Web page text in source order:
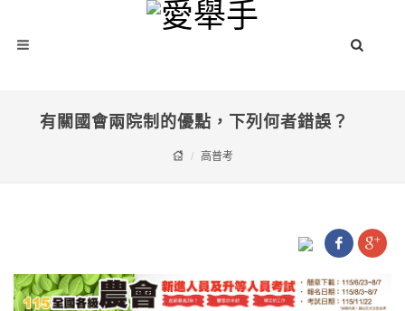
有關國會兩院制的優點，下列何者錯誤？
高普考